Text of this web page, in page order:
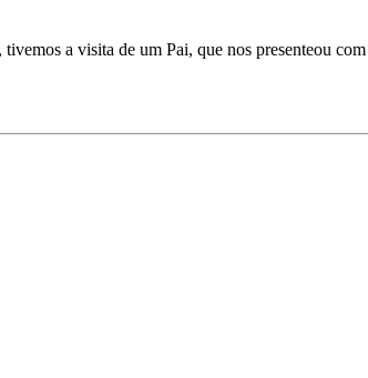
tivemos a visita de um Pai, que nos presenteou